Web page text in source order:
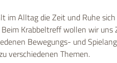
im Alltag die Zeit und Ruhe
Beim Krabbeltreff wollen wir
Bewegungs- und
verschiedenen Themen.